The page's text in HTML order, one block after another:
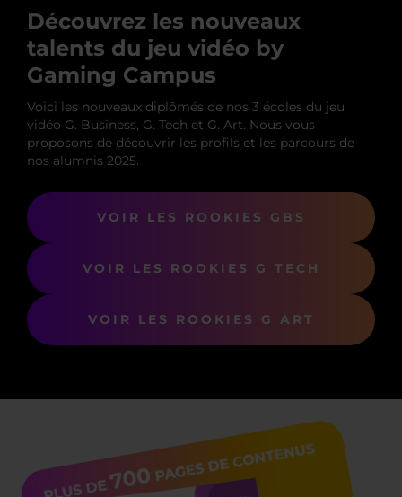
Découvrez les nouveaux
talents du jeu vidéo by
Gaming Campus
Voici les nouveaux diplômés de nos 3 écoles du jeu
vidéo G. Business, G. Tech et G. Art. Nous vous
proposons de découvrir les profils et les parcours de
nos alumnis 2025.
VOIR LES ROOKIES GBS
VOIR LES ROOKIES G TECH
VOIR LES ROOKIES G ART